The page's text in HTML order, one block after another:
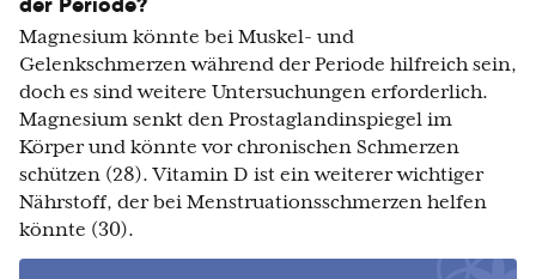
Magnesium könnte bei Muskel- und
Gelenkschmerzen während der Periode hilfreich sein,
doch es sind weitere Untersuchungen erforderlich.
Magnesium senkt den Prostaglandinspiegel im
Körper und könnte vor chronischen Schmerzen
schützen (28). Vitamin D ist ein weiterer wichtiger
Nährstoff, der bei Menstruationsschmerzen helfen
könnte (30).